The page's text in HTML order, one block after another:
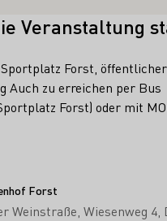
Veranstaltung
Forst,
Auch zu erreichen per Bus
Forst) oder mit
Forst
Weinstraße Wiesenweg 4